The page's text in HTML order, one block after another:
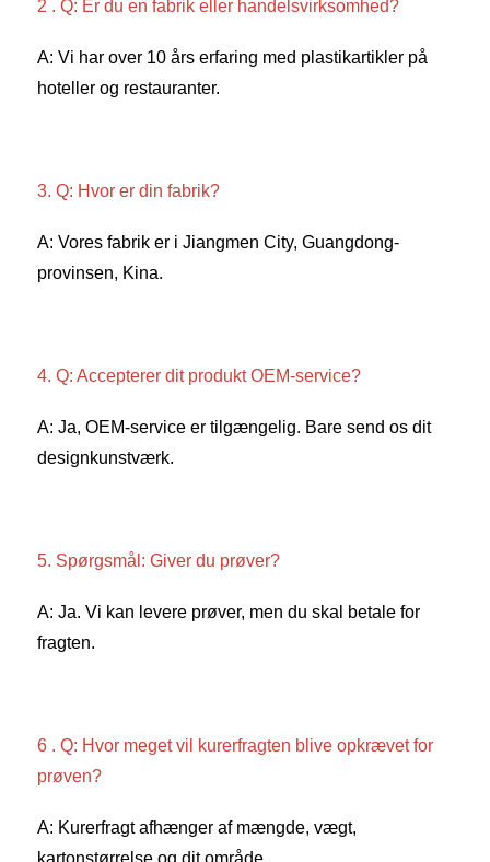
2 . Q: Er du en fabrik eller handelsvirksomhed?
A: Vi har over 10 års erfaring med plastikartikler på
hoteller og restauranter.
3. Q: Hvor er din fabrik?
A: Vores fabrik er i Jiangmen City, Guangdong-
provinsen, Kina.
4. Q: Accepterer dit produkt OEM-service?
A: Ja, OEM-service er tilgængelig. Bare send os dit
designkunstværk.
5. Spørgsmål: Giver du prøver?
A: Ja. Vi kan levere prøver, men du skal betale for
fragten.
6 . Q: Hvor meget vil kurerfragten blive opkrævet for
prøven?
A: Kurerfragt afhænger af mængde, vægt,